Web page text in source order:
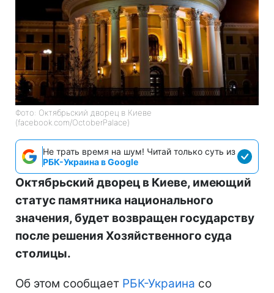
Фото: Октябрьский дворец в Киеве
(facebook.com/OctoberPalace)
Не трать время на шум! Читай только суть из
РБК-Украина в Google
Октябрьский дворец в Киеве, имеющий
статус памятника национального
значения, будет возвращен государству
после решения Хозяйственного суда
столицы.
Об этом сообщает РБК-Украина со